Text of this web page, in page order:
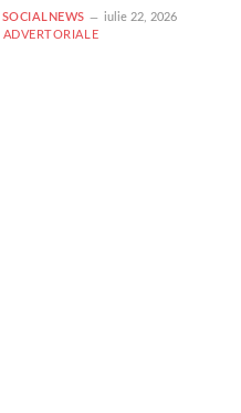
SOCIALNEWS
iulie 22, 2026
ADVERTORIALE